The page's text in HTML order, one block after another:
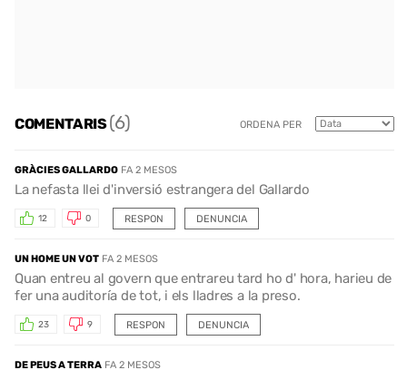
COMENTARIS(6) ORDENA PER
GRÀCIES GALLARDO FA 2 MESOS
La nefasta llei d'inversió estrangera del Gallardo
RESPON
12 0 DENUNCIA
UN HOME UN VOT FA 2 MESOS
Quan entreu al govern que entrareu tard ho d' hora, harieu de
fer una auditoría de tot, i els lladres a la preso.
RESPON
23 9 DENUNCIA
DE PEUS A TERRA FA 2 MESOS